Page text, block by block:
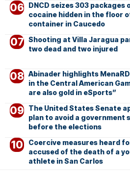
DNCD seizes 303 packages
cocaine hidden in the floor
container in Caucedo
Shooting at Villa Jaragua
two dead and two injured
Abinader highlights
in the Central American
are also gold in eSports”
The United States Senate
plan to avoid a government
before the elections
Coercive measures heard
accused of the death of a
athlete in San Carlos